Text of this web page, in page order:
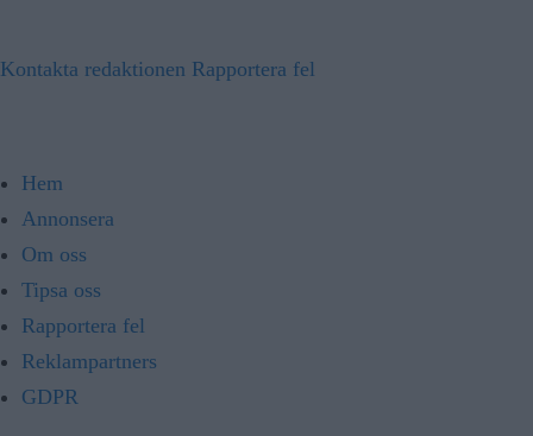
Kontakta redaktionen Rapportera fel
Hem
Annonsera
Om oss
Tipsa oss
Rapportera fel
Reklampartners
GDPR